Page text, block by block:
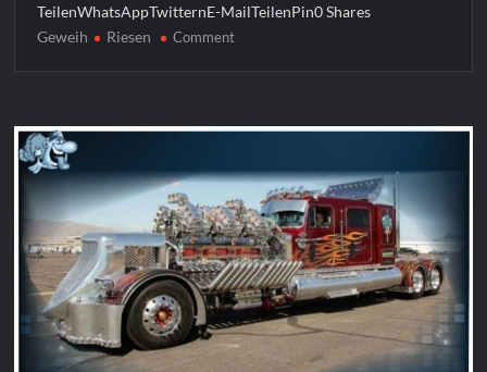
TeilenWhatsAppTwitternE-MailTeilenPin0 Shares
Geweih
Riesen Commenton